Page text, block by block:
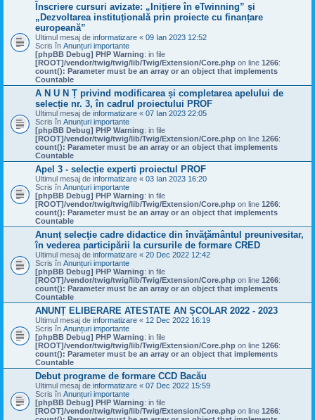
Înscriere cursuri avizate: „Inițiere în eTwinning” și
„Dezvoltarea instituțională prin proiecte cu finanțare
europeană”
Ultimul mesaj de informatizare « 09 Ian 2023 12:52
Scris în Anunțuri importante
[phpBB Debug] PHP Warning: in file
[ROOT]/vendor/twig/twig/lib/Twig/Extension/Core.php on line 1266:
count(): Parameter must be an array or an object that implements
Countable
A N U N Ț privind modificarea și completarea apelului de
selecție nr. 3, în cadrul proiectului PROF
Ultimul mesaj de informatizare « 07 Ian 2023 22:05
Scris în Anunțuri importante
[phpBB Debug] PHP Warning: in file
[ROOT]/vendor/twig/twig/lib/Twig/Extension/Core.php on line 1266:
count(): Parameter must be an array or an object that implements
Countable
Apel 3 - selecție experti proiectul PROF
Ultimul mesaj de informatizare « 03 Ian 2023 16:20
Scris în Anunțuri importante
[phpBB Debug] PHP Warning: in file
[ROOT]/vendor/twig/twig/lib/Twig/Extension/Core.php on line 1266:
count(): Parameter must be an array or an object that implements
Countable
Anunț selecţie cadre didactice din învăţământul preunivesitar,
în vederea participării la cursurile de formare CRED
Ultimul mesaj de informatizare « 20 Dec 2022 12:42
Scris în Anunțuri importante
[phpBB Debug] PHP Warning: in file
[ROOT]/vendor/twig/twig/lib/Twig/Extension/Core.php on line 1266:
count(): Parameter must be an array or an object that implements
Countable
ANUNȚ ELIBERARE ATESTATE AN ȘCOLAR 2022 - 2023
Ultimul mesaj de informatizare « 12 Dec 2022 16:19
Scris în Anunțuri importante
[phpBB Debug] PHP Warning: in file
[ROOT]/vendor/twig/twig/lib/Twig/Extension/Core.php on line 1266:
count(): Parameter must be an array or an object that implements
Countable
Debut programe de formare CCD Bacău
Ultimul mesaj de informatizare « 07 Dec 2022 15:59
Scris în Anunțuri importante
[phpBB Debug] PHP Warning: in file
[ROOT]/vendor/twig/twig/lib/Twig/Extension/Core.php on line 1266: